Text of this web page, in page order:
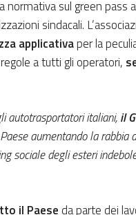
normativa sul green pass
sindacali.
applicativaper la
a tutti gli operatori,
autotrasportatori italiani,il
aumentando la rabbia
sociale degli esteri
il Paese da parte dei